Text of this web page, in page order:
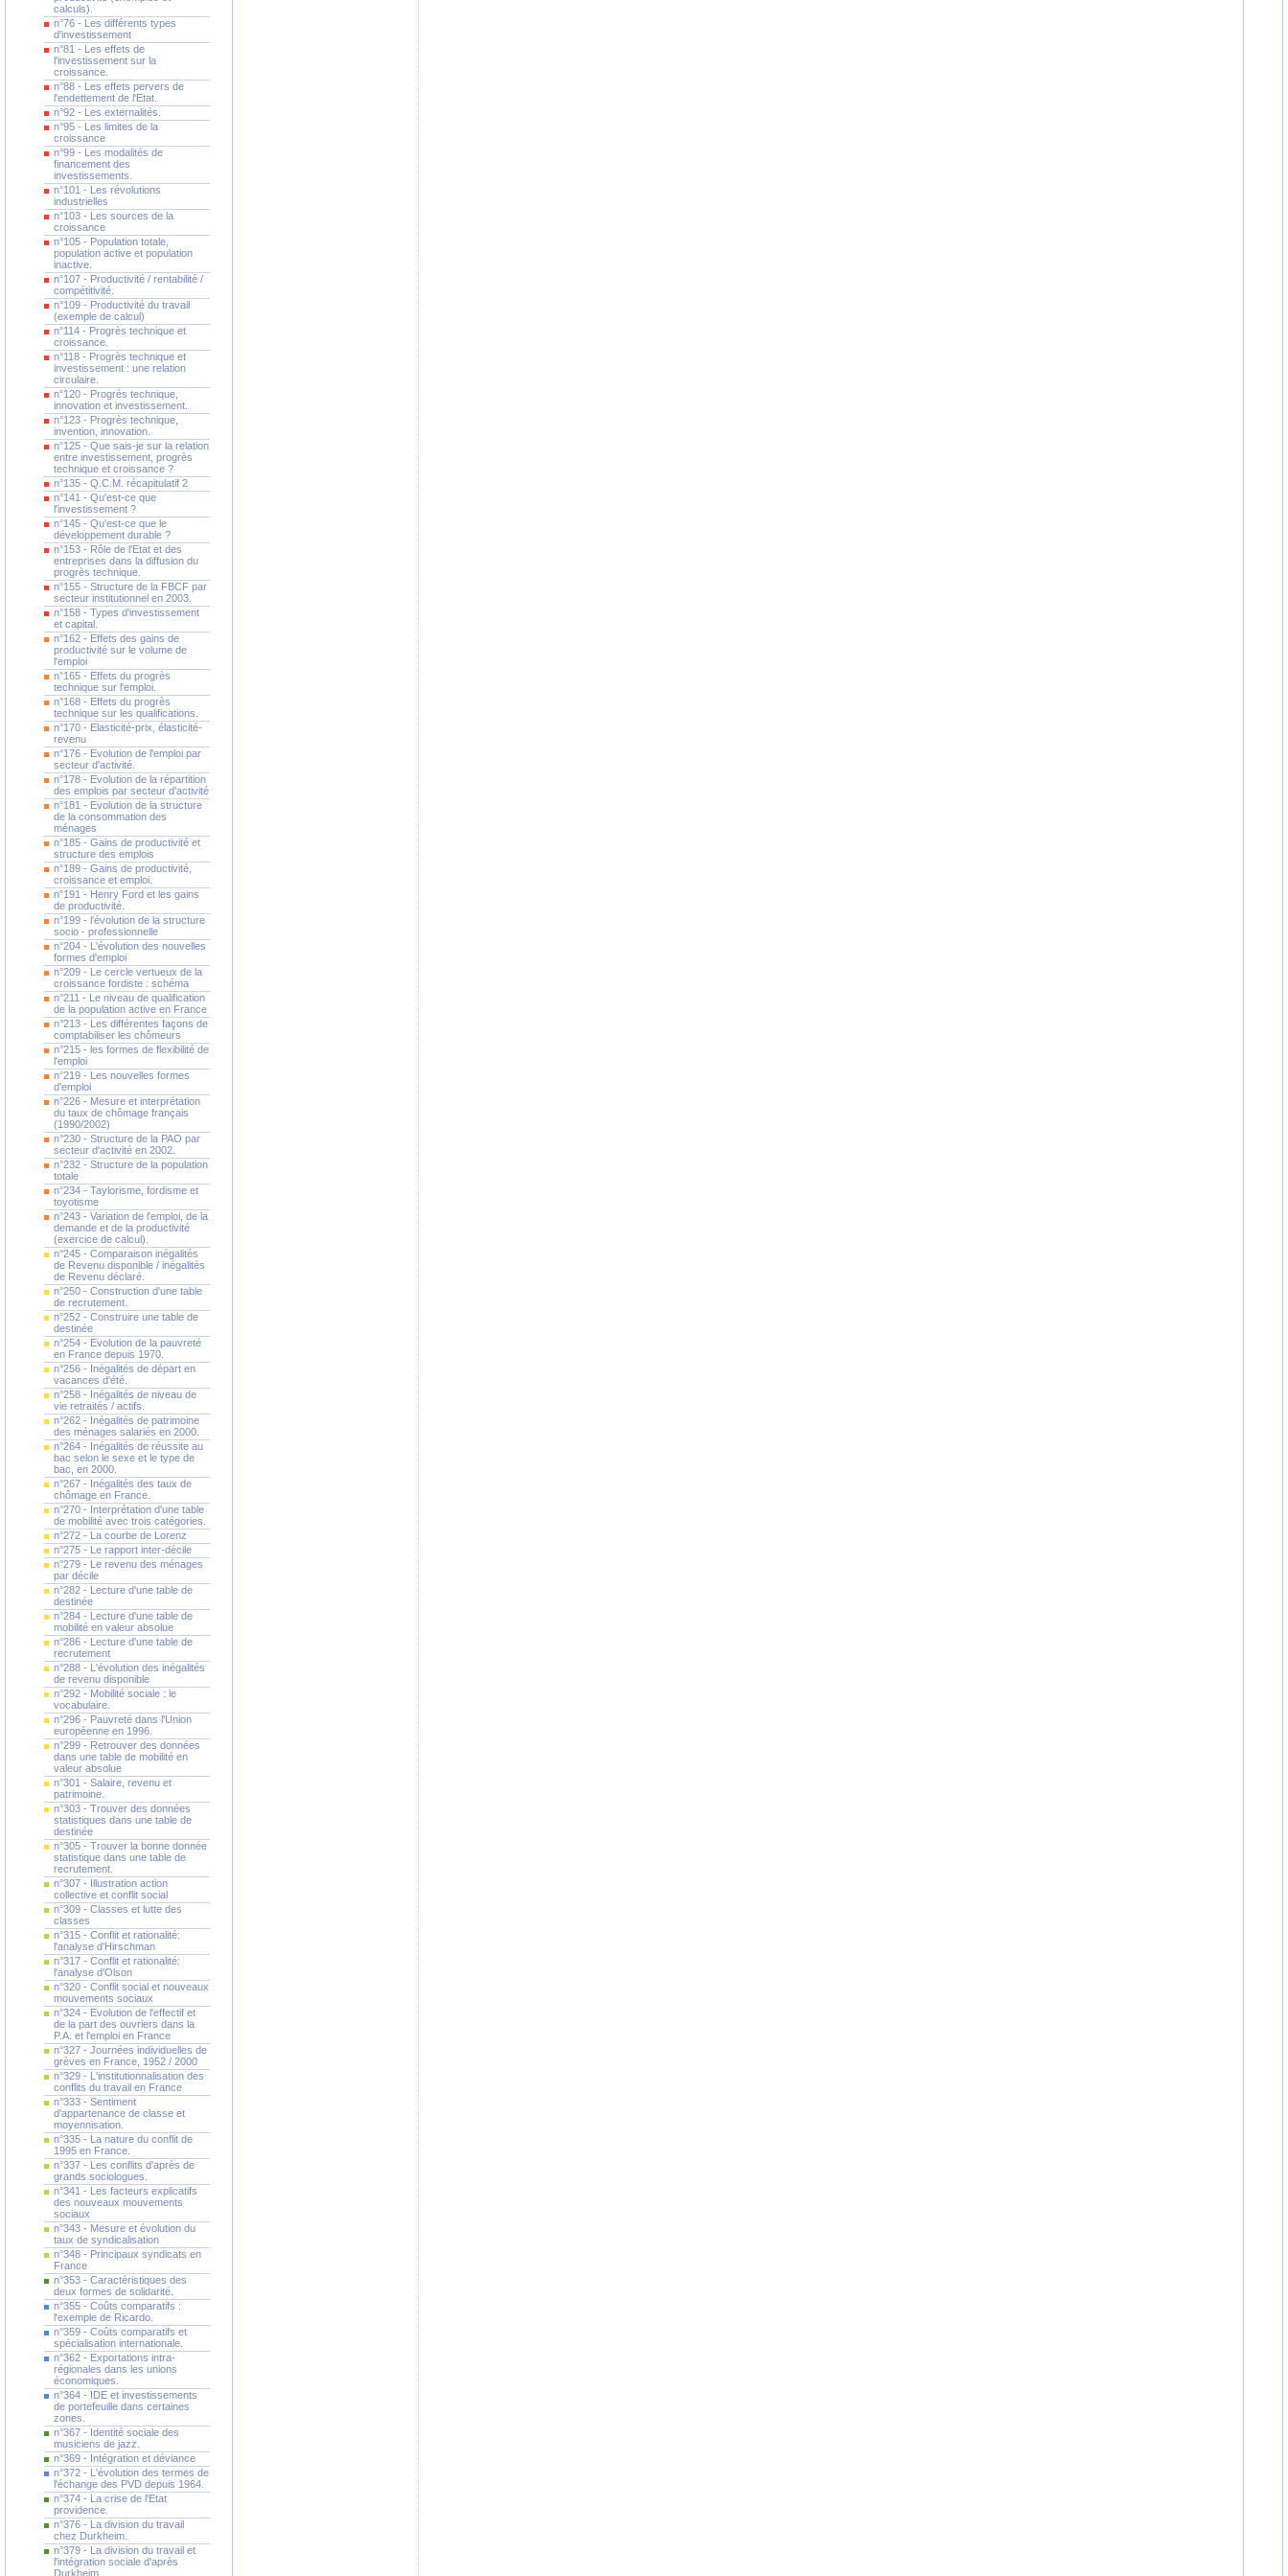
calculs).
n°76 - Les différents types
d'investissement
n°81 - Les effets de
l'investissement sur la
croissance.
n°88 - Les effets pervers de
l'endettement de l'Etat.
n°92 - Les externalités.
n°95 - Les limites de la
croissance
n°99 - Les modalités de
financement des
investissements.
n°101 - Les révolutions
industrielles
n°103 - Les sources de la
croissance
n°105 - Population totale,
population active et population
inactive.
n°107 - Productivité / rentabilité /
compétitivité.
n°109 - Productivité du travail
(exemple de calcul)
n°114 - Progrès technique et
croissance.
n°118 - Progrès technique et
investissement : une relation
circulaire.
n°120 - Progrès technique,
innovation et investissement.
n°123 - Progrès technique,
invention, innovation.
n°125 - Que sais-je sur la relation
entre investissement, progrès
technique et croissance ?
n°135 - Q.C.M. récapitulatif 2
n°141 - Qu'est-ce que
l'investissement ?
n°145 - Qu'est-ce que le
développement durable ?
n°153 - Rôle de l'Etat et des
entreprises dans la diffusion du
progrès technique.
n°155 - Structure de la FBCF par
secteur institutionnel en 2003.
n°158 - Types d'investissement
et capital.
n°162 - Effets des gains de
productivité sur le volume de
l'emploi
n°165 - Effets du progrès
technique sur l'emploi.
n°168 - Effets du progrès
technique sur les qualifications.
n°170 - Elasticité-prix, élasticité-
revenu
n°176 - Evolution de l'emploi par
secteur d'activité.
n°178 - Evolution de la répartition
des emplois par secteur d'activité
n°181 - Evolution de la structure
de la consommation des
ménages
n°185 - Gains de productivité et
structure des emplois
n°189 - Gains de productivité,
croissance et emploi.
n°191 - Henry Ford et les gains
de productivité.
n°199 - l'évolution de la structure
socio - professionnelle
n°204 - L'évolution des nouvelles
formes d'emploi
n°209 - Le cercle vertueux de la
croissance fordiste : schéma
n°211 - Le niveau de qualification
de la population active en France
n°213 - Les différentes façons de
comptabiliser les chômeurs
n°215 - les formes de flexibilité de
l'emploi
n°219 - Les nouvelles formes
d'emploi
n°226 - Mesure et interprétation
du taux de chômage français
(1990/2002)
n°230 - Structure de la PAO par
secteur d'activité en 2002.
n°232 - Structure de la population
totale
n°234 - Taylorisme, fordisme et
toyotisme
n°243 - Variation de l'emploi, de la
demande et de la productivité
(exercice de calcul).
n°245 - Comparaison inégalités
de Revenu disponible / inégalités
de Revenu déclaré.
n°250 - Construction d'une table
de recrutement.
n°252 - Construire une table de
destinée
n°254 - Evolution de la pauvreté
en France depuis 1970.
n°256 - Inégalités de départ en
vacances d'été.
n°258 - Inégalités de niveau de
vie retraités / actifs.
n°262 - Inégalités de patrimoine
des ménages salariés en 2000.
n°264 - Inégalités de réussite au
bac selon le sexe et le type de
bac, en 2000.
n°267 - Inégalités des taux de
chômage en France.
n°270 - Interprétation d'une table
de mobilité avec trois catégories.
n°272 - La courbe de Lorenz
n°275 - Le rapport inter-décile
n°279 - Le revenu des ménages
par décile
n°282 - Lecture d'une table de
destinée
n°284 - Lecture d'une table de
mobilité en valeur absolue
n°286 - Lecture d'une table de
recrutement
n°288 - L'évolution des inégalités
de revenu disponible
n°292 - Mobilité sociale : le
vocabulaire.
n°296 - Pauvreté dans l'Union
européenne en 1996.
n°299 - Retrouver des données
dans une table de mobilité en
valeur absolue
n°301 - Salaire, revenu et
patrimoine.
n°303 - Trouver des données
statistiques dans une table de
destinée
n°305 - Trouver la bonne donnée
statistique dans une table de
recrutement.
n°307 - Illustration action
collective et conflit social
n°309 - Classes et lutte des
classes
n°315 - Conflit et rationalité:
l'analyse d'Hirschman
n°317 - Conflit et rationalité:
l'analyse d'Olson
n°320 - Conflit social et nouveaux
mouvements sociaux
n°324 - Evolution de l'effectif et
de la part des ouvriers dans la
P.A. et l'emploi en France
n°327 - Journées individuelles de
grèves en France, 1952 / 2000
n°329 - L'institutionnalisation des
conflits du travail en France
n°333 - Sentiment
d'appartenance de classe et
moyennisation.
n°335 - La nature du conflit de
1995 en France.
n°337 - Les conflits d'après de
grands sociologues.
n°341 - Les facteurs explicatifs
des nouveaux mouvements
sociaux
n°343 - Mesure et évolution du
taux de syndicalisation
n°348 - Principaux syndicats en
France
n°353 - Caractéristiques des
deux formes de solidarité.
n°355 - Coûts comparatifs :
l'exemple de Ricardo.
n°359 - Coûts comparatifs et
spécialisation internationale.
n°362 - Exportations intra-
régionales dans les unions
économiques.
n°364 - IDE et investissements
de portefeuille dans certaines
zones.
n°367 - Identité sociale des
musiciens de jazz.
n°369 - Intégration et déviance
n°372 - L'évolution des termes de
l'échange des PVD depuis 1964.
n°374 - La crise de l'Etat
providence.
n°376 - La division du travail
chez Durkheim.
n°379 - La division du travail et
l'intégration sociale d'après
Durkheim.